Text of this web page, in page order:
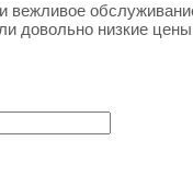
вежливое
довольно низкие